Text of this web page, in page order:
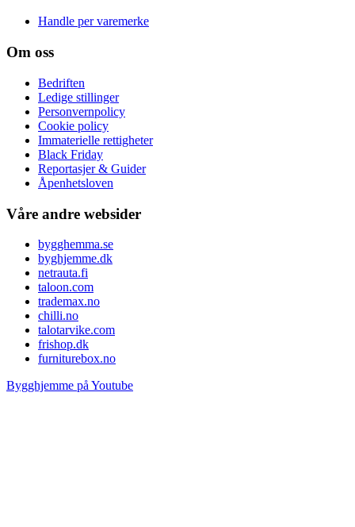
Handle per varemerke
Om oss
Bedriften
Ledige stillinger
Personvernpolicy
Cookie policy
Immaterielle rettigheter
Black Friday
Reportasjer & Guider
Åpenhetsloven
Våre andre websider
bygghemma.se
byghjemme.dk
netrauta.fi
taloon.com
trademax.no
chilli.no
talotarvike.com
frishop.dk
furniturebox.no
Bygghjemme på Youtube